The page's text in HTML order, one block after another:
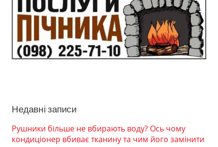
Недавні записи
Рушники більше не вбирають воду? Ось чому
кондиціонер вбиває тканину та чим його замінити